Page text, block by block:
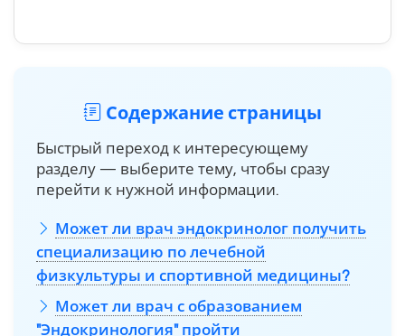
Содержание страницы
Быстрый переход к интересующему
разделу — выберите тему, чтобы сразу
перейти к нужной информации.
Может ли врач эндокринолог получить
специализацию по лечебной
физкультуры и спортивной медицины?
Может ли врач с образованием
"Эндокринология" пройти